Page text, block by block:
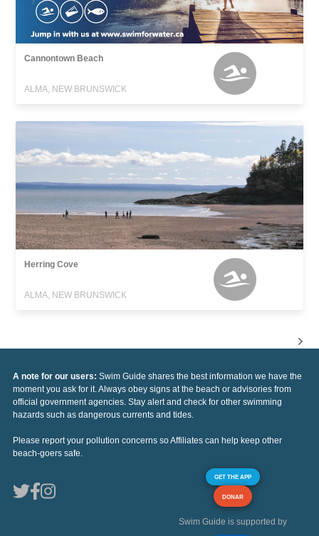
Cannontown Beach
ALMA, NEW BRUNSWICK
Herring Cove
ALMA, NEW BRUNSWICK
A note for our users: Swim Guide shares the best information we have the
moment you ask for it. Always obey signs at the beach or advisories from
official government agencies. Stay alert and check for other swimming
hazards such as dangerous currents and tides.
Please report your pollution concerns so Affiliates can help keep other
beach-goers safe.
GET THE APP
DONAR
Swim Guide is supported by